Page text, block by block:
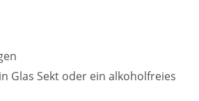
Glas Sekt oder ein alkoholfreies